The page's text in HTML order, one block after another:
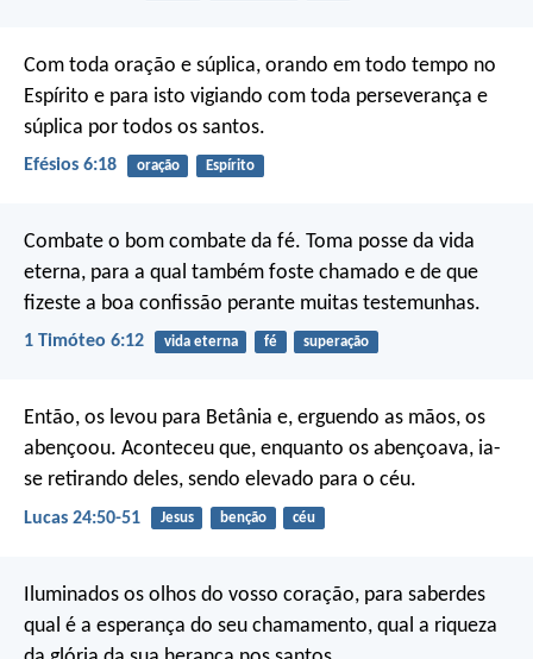
Com toda oração e súplica, orando em todo tempo no
Espírito e para isto vigiando com toda perseverança e
súplica por todos os santos.
Efésios 6:18 oração Espírito
Combate o bom combate da fé. Toma posse da vida
eterna, para a qual também foste chamado e de que
fizeste a boa confissão perante muitas testemunhas.
1 Timóteo 6:12 vida eterna fé superação
Então, os levou para Betânia e, erguendo as mãos, os
abençoou. Aconteceu que, enquanto os abençoava, ia-
se retirando deles, sendo elevado para o céu.
Lucas 24:50-51 Jesus benção céu
Iluminados os olhos do vosso coração, para saberdes
qual é a esperança do seu chamamento, qual a riqueza